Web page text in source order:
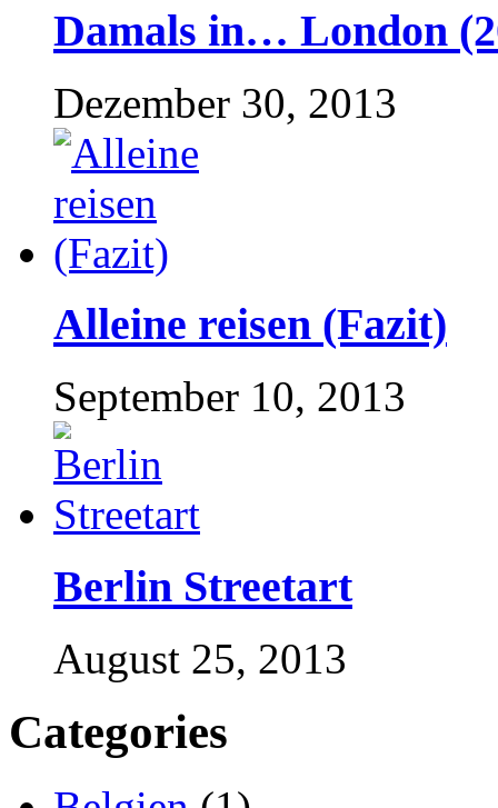
Damals in… London
Dezember 30, 2013
Alleine reisen (Fazit)
September 10, 2013
Berlin Streetart
August 25, 2013
Categories